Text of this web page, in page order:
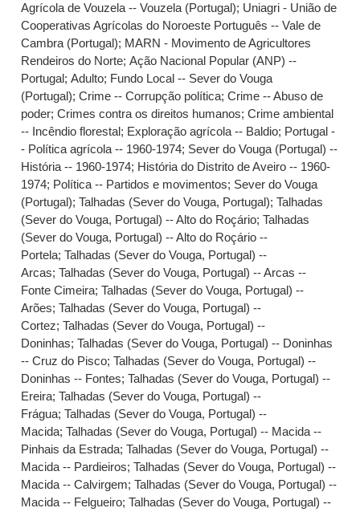
Agrícola de Vouzela -- Vouzela (Portugal); Uniagri - União de
Cooperativas Agrícolas do Noroeste Português -- Vale de
Cambra (Portugal); MARN - Movimento de Agricultores
Rendeiros do Norte;Ação Nacional Popular (ANP) --
Portugal;Adulto; Fundo Local -- Sever do Vouga
(Portugal);Crime -- Corrupção política;Crime -- Abuso de
poder;Crimes contra os direitos humanos;Crime ambiental
-- Incêndio florestal; Exploração agrícola -- Baldio; Portugal -
- Política agrícola -- 1960-1974; Sever do Vouga (Portugal) --
História -- 1960-1974; História do Distrito de Aveiro -- 1960-
1974; Política -- Partidos e movimentos; Sever do Vouga
(Portugal);Talhadas (Sever do Vouga, Portugal);Talhadas
(Sever do Vouga, Portugal) -- Alto do Roçário;Talhadas
(Sever do Vouga, Portugal) -- Alto do Roçário --
Portela;Talhadas (Sever do Vouga, Portugal) --
Arcas;Talhadas (Sever do Vouga, Portugal) -- Arcas --
Fonte Cimeira;Talhadas (Sever do Vouga, Portugal) --
Arões;Talhadas (Sever do Vouga, Portugal) --
Cortez;Talhadas (Sever do Vouga, Portugal) --
Doninhas;Talhadas (Sever do Vouga, Portugal) -- Doninhas
-- Cruz do Pisco;Talhadas (Sever do Vouga, Portugal) --
Doninhas -- Fontes;Talhadas (Sever do Vouga, Portugal) --
Ereira;Talhadas (Sever do Vouga, Portugal) --
Frágua;Talhadas (Sever do Vouga, Portugal) --
Macida;Talhadas (Sever do Vouga, Portugal) -- Macida --
Pinhais da Estrada;Talhadas (Sever do Vouga, Portugal) --
Macida -- Pardieiros;Talhadas (Sever do Vouga, Portugal) --
Macida -- Calvirgem;Talhadas (Sever do Vouga, Portugal) --
Macida -- Felgueiro;Talhadas (Sever do Vouga, Portugal) --